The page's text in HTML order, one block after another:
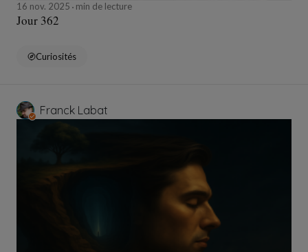
16 nov. 2025 min de lecture
Jour 362
Curiosités
Franck Labat